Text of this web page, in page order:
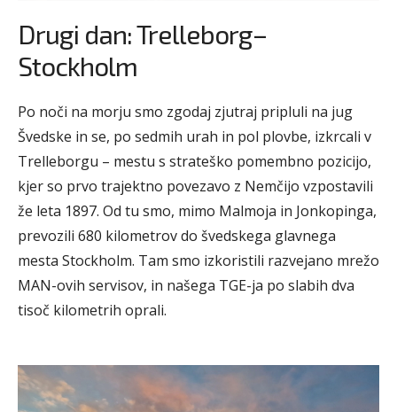
Drugi dan: Trelleborg–
Stockholm
Po noči na morju smo zgodaj zjutraj pripluli na jug
Švedske in se, po sedmih urah in pol plovbe, izkrcali v
Trelleborgu – mestu s strateško pomembno pozicijo,
kjer so prvo trajektno povezavo z Nemčijo vzpostavili
že leta 1897. Od tu smo, mimo Malmoja in Jonkopinga,
prevozili 680 kilometrov do švedskega glavnega
mesta Stockholm. Tam smo izkoristili razvejano mrežo
MAN-ovih servisov, in našega TGE-ja po slabih dva
tisoč kilometrih oprali.